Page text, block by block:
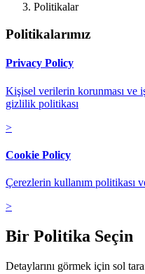
Politikalar
Politikalarımız
Privacy Policy
Kişisel verilerin korunması ve
gizlilik politikası
>
Cookie Policy
Çerezlerin kullanım politikası
>
Bir Politika Seçin
Detaylarını görmek için sol